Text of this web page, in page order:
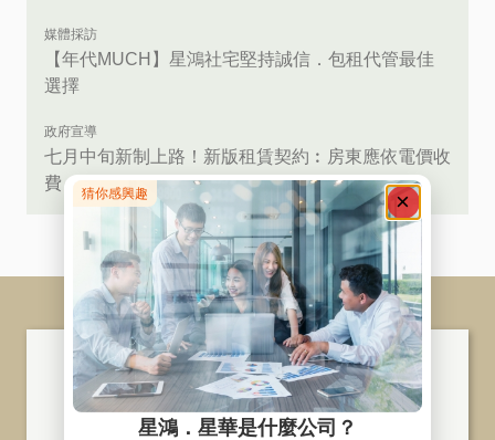
媒體採訪
【年代MUCH】星鴻社宅堅持誠信．包租代管最佳
選擇
政府宣導
七月中旬新制上路！新版租賃契約︰房東應依電價收
費，不可超收